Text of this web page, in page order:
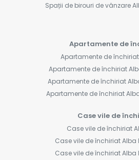
Spații de birouri de vânzare
Apartamente de
Apartamente de
Apartamente de închiriat
Apartamente de închiriat
Apartamente de închiriat
Case vile de
Case vile de închiriat
Case vile de închiriat Alba
Case vile de închiriat Alba